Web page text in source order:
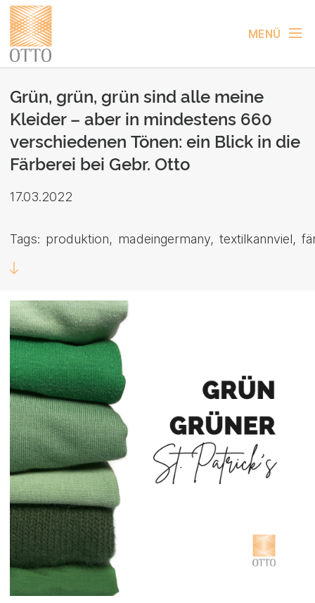
MENÜ
Grün, grün, grün sind alle meine
Kleider – aber in mindestens 660
verschiedenen Tönen: ein Blick in die
Färberei bei Gebr. Otto
17.03.2022
Tags: produktion madeingermany textilkannviel